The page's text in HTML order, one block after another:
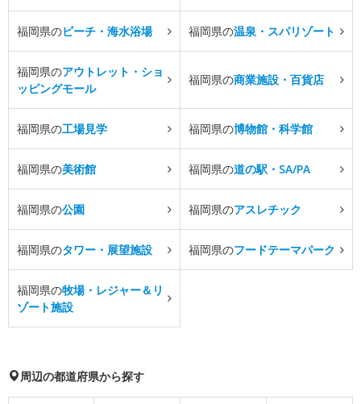
福岡県のビーチ・海水浴場 福岡県の温泉・スパリゾート
福岡県のアウトレット・ショ
ッピングモール
福岡県の商業施設・百貨店
福岡県の工場見学 福岡県の博物館・科学館
福岡県の美術館 福岡県の道の駅・SA/PA
福岡県の公園 福岡県のアスレチック
福岡県のタワー・展望施設 福岡県のフードテーマパーク
福岡県の牧場・レジャー＆リ
ゾート施設
周辺の都道府県から探す